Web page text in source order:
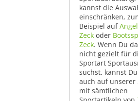
kannst die
einschränken,
Beispiel auf
Zeck oder
Zeck. Wenn Du
nicht gezielt für
Sportart
suchst, kannst
auch auf unserer
mit sämtlichen